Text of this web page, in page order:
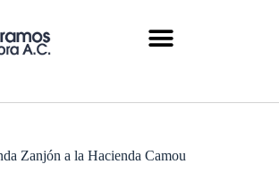
Zanjón a la Hacienda Camou